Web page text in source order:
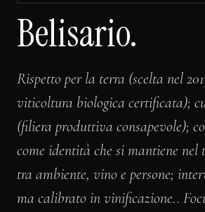
Belisario.
Rispetto per la terra (scelta nel
viticoltura biologica certificata);
(filiera produttiva consapevole);
come identità che si mantiene nel
tra ambiente, vino e persone;
ma calibrato in vinificazione..